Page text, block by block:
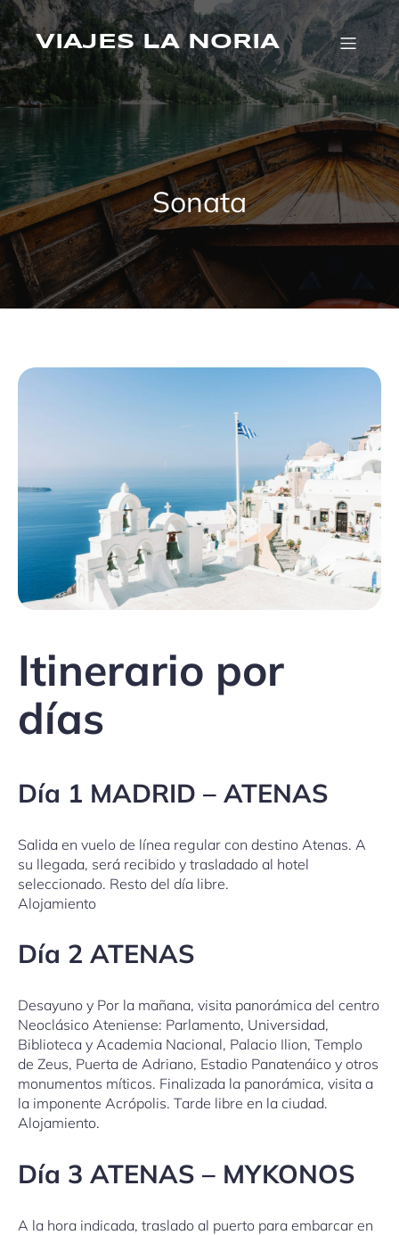
Saltar
al
contenidoVIAJES LA NORIA
Sonata
Itinerario por
días
Día 1 MADRID – ATENAS
Salida en vuelo de línea regular con destino Atenas. A
su llegada, será recibido y trasladado al hotel
seleccionado. Resto del día libre.
Alojamiento
Día 2 ATENAS
Desayuno y Por la mañana, visita panorámica del centro
Neoclásico Ateniense: Parlamento, Universidad,
Biblioteca y Academia Nacional, Palacio Ilion, Templo
de Zeus, Puerta de Adriano, Estadio Panatenáico y otros
monumentos míticos. Finalizada la panorámica, visita a
la imponente Acrópolis. Tarde libre en la ciudad.
Alojamiento.
Día 3 ATENAS – MYKONOS
A la hora indicada, traslado al puerto para embarcar en